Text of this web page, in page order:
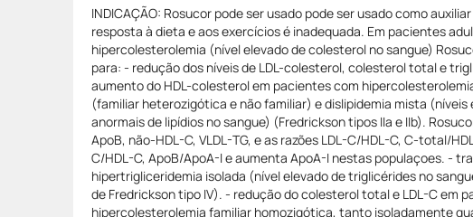
INDICAÇÃO: Rosucor pode ser usado pode ser usado como
resposta à dieta e aos exercícios é inadequada. Em pacientes
hipercolesterolemia (nível elevado de colesterol no sangue)
para: - redução dos níveis de LDL-colesterol, colesterol total e
aumento do HDL-colesterol em pacientes com
(familiar heterozigótica e não familiar) e dislipidemia mista (níveis
anormais de lipídios no sangue) (Fredrickson tipos IIa e IIb).
ApoB, não-HDL-C, VLDL-TG, e as razões LDL-C/HDL-C, C-total/
C/HDL-C, ApoB/ApoA-I e aumenta ApoA-I nestas populaçoes. -
hipertrigliceridemia isolada (nível elevado de triglicérides no
de Fredrickson tipo IV). - redução do colesterol total e LDL-C em
hipercolesterolemia familiar homozigótica, tanto isoladamente